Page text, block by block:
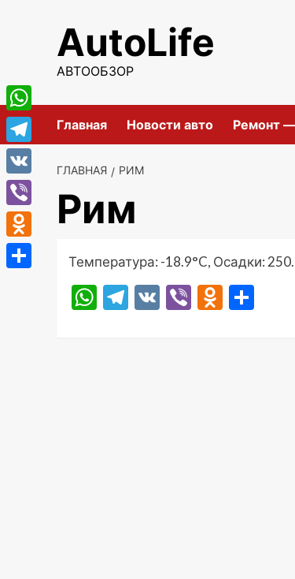
содержимомуAutoLife
АВТООБЗОР
Главная Новости авто Ремонт
ГЛАВНАЯ РИМ
Рим
Температура: -18.9°C, Осадки:
WhatsApp
Telegram
VK Viber
WhatsApp
Telegram
VK
Viber
Odnoklassniki